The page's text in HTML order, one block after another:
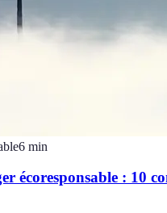
6 min
écoresponsable : 10